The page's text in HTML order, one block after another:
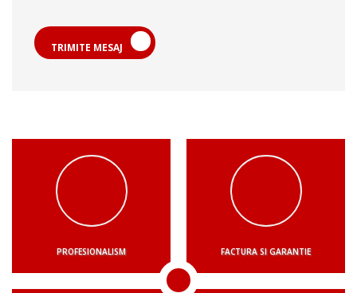
TRIMITE MESAJ
PROFESIONALISM FACTURA SI GARANTIE